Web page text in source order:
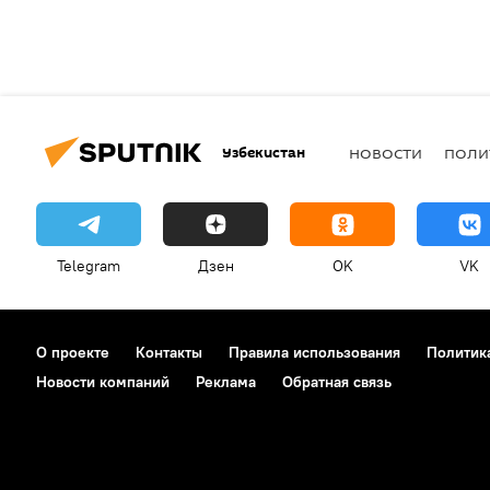
Узбекистан НОВОСТИ
Telegram Дзен OK VK
О проекте Контакты Правила использования
Новости компаний
Реклама Обратная связь